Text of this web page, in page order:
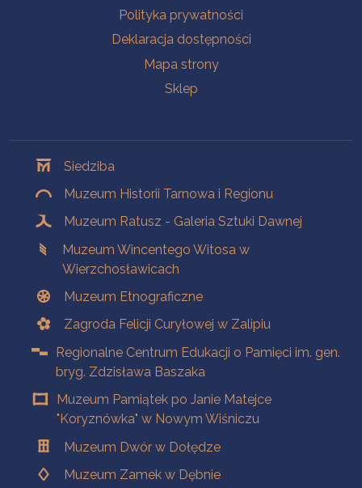
Polityka prywatności
Deklaracja dostępności
Mapa strony
Sklep
Siedziba
Muzeum Historii Tarnowa i Regionu
Muzeum Ratusz - Galeria Sztuki Dawnej
Muzeum Wincentego Witosa w
Wierzchosławicach
Muzeum Etnograficzne
Zagroda Felicji Curyłowej w Zalipiu
Regionalne Centrum Edukacji o Pamięci im. gen.
bryg. Zdzisława Baszaka
Muzeum Pamiątek po Janie Matejce
"Koryznówka" w Nowym Wiśniczu
Muzeum Dwór w Dołędze
Muzeum Zamek w Dębnie